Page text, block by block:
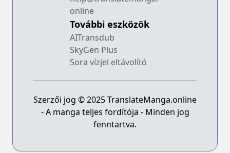
online
További eszközök
AITransdub
SkyGen Plus
Sora vízjel eltávolító
Szerzői jog © 2025 TranslateManga.online
- A manga teljes fordítója - Minden jog
fenntartva.